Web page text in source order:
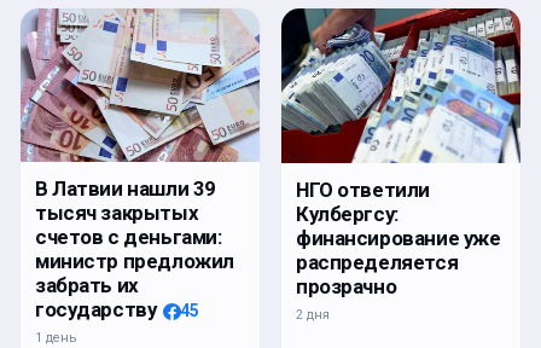
В Латвии нашли 39
тысяч закрытых
счетов с деньгами:
министр предложил
забрать их
государству
45
1 день
НГО ответили
Кулбергсу:
финансирование уже
распределяется
прозрачно
2 дня